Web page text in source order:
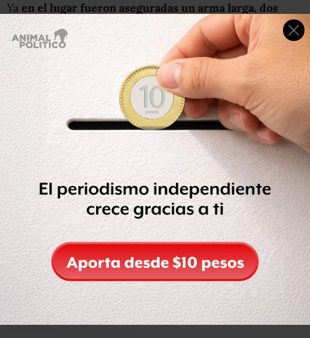
Ya en el lugar fueron aseguradas un arma larga, dos
armas cortas, 11 bolsas transparentes con polvo blanco
con características de la cocaína, cuatro vehículos
aproximadamente 6 millones 500 mil pesos.
El sospechoso se dio a la fuga.
Con información deReforma.